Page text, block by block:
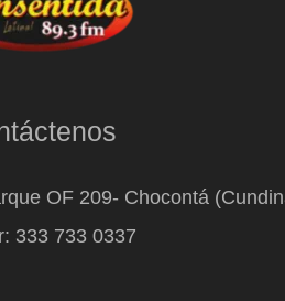
OF 209- Chocontá
333 733 0337